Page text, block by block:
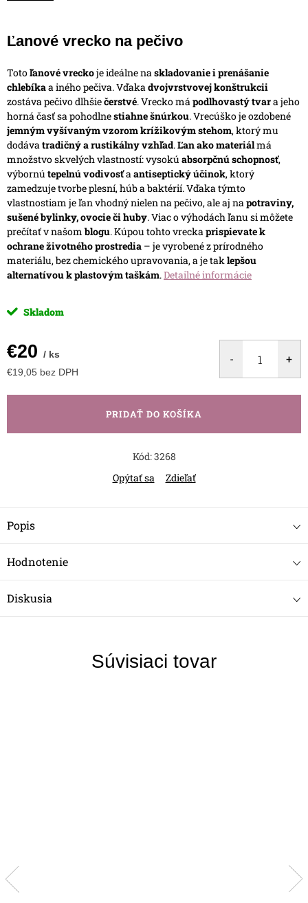
Ľanové vrecko na pečivo
Totoľanové vreckoje ideálne na skladovanie i prenášanie
chlebíkaa iného pečiva. Vďaka dvojvrstvovej konštrukcii
zostáva pečivo dlhšiečerstvé. Vrecko má podlhovastý tvara jeho
horná časť sa pohodlnestiahne šnúrkou.Vrecúško je ozdobené
jemným vyšívaným vzorom krížikovým stehom, ktorý mu
dodáva tradičný a rustikálny vzhľad.Ľan ako materiálmá
množstvo skvelých vlastností: vysokú absorpčnú schopnosť,
výbornú tepelnú vodivosťa antiseptický účinok, ktorý
zamedzuje tvorbe plesní, húb a baktérií. Vďaka týmto
vlastnostiam je ľan vhodný nielen na pečivo, ale aj na potraviny,
sušené bylinky, ovocie či huby. Viac o výhodách ľanu si môžete
prečítať v našomblogu.Kúpou tohto vrecka prispievate k
ochrane životného prostredia – je vyrobené z prírodného
materiálu, bez chemického upravovania, a je tak lepšou
alternatívou k plastovým taškám.Detailné informácie
Skladom
€20 / ks
€19,05 bez DPH
PRIDAŤ DO KOŠÍKA
Kód:3268
Opýtať sa
Zdieľať
Popis
Hodnotenie
Diskusia
Súvisiaci tovar